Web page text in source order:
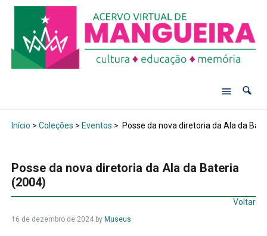
Início > Coleções > Eventos > Posse da nova diretoria da Ala da
Posse da nova diretoria da Ala da Bateria
(2004)
Voltar
16 de dezembro de 2024by Museus